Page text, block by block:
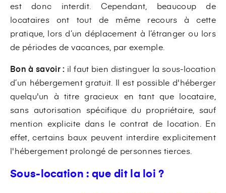
est donc interdit. Cependant, beaucoup de
locataires ont tout de même recours à cette
pratique, lors d’un déplacement à l’étranger ou lors
de périodes de vacances, par exemple.
Bon à savoir : il faut bien distinguer la sous-location
d’un hébergement gratuit. Il est possible d'héberger
quelqu'un à titre gracieux en tant que locataire,
sans autorisation spécifique du propriétaire, sauf
mention explicite dans le contrat de location. En
effet, certains baux peuvent interdire explicitement
l'hébergement prolongé de personnes tierces.
Sous-location : que dit la loi ?